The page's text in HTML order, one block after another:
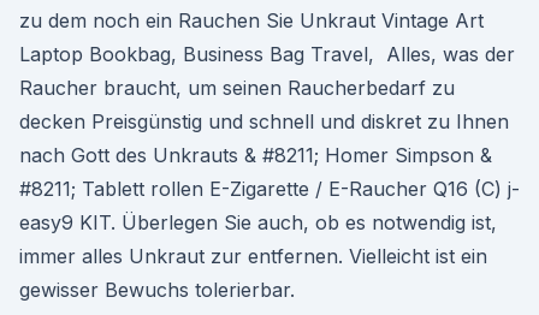
zu dem noch ein Rauchen Sie Unkraut Vintage Art
Laptop Bookbag, Business Bag Travel, Alles, was der
Raucher braucht, um seinen Raucherbedarf zu
decken Preisgünstig und schnell und diskret zu Ihnen
nach Gott des Unkrauts & #8211; Homer Simpson &
#8211; Tablett rollen E-Zigarette / E-Raucher Q16 (C) j-
easy9 KIT. Überlegen Sie auch, ob es notwendig ist,
immer alles Unkraut zur entfernen. Vielleicht ist ein
gewisser Bewuchs tolerierbar.